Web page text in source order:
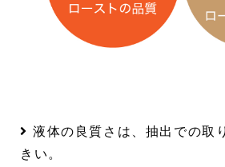
液体の良質さは、抽出での取
きい。